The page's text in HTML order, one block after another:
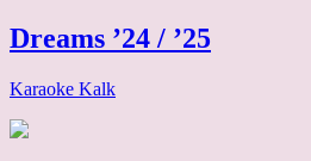
Dreams ’24 / ’25
Karaoke Kalk